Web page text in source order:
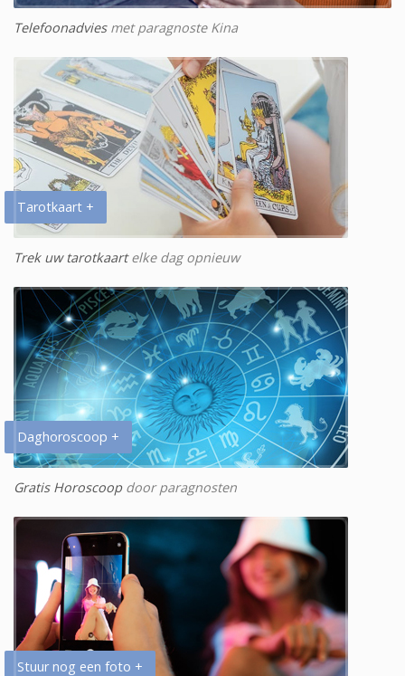
Telefoonadviesmet paragnoste Kina
Tarotkaart +
Trek uw tarotkaartelke dag opnieuw
Daghoroscoop +
Gratis Horoscoopdoor paragnosten
Stuur nog een foto +